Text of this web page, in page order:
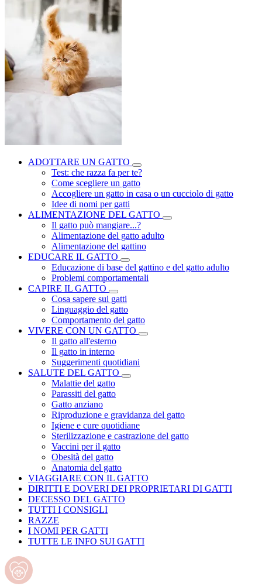
ADOTTARE UN GATTO
Test: che razza fa per te?
Come scegliere un gatto
Accogliere un gatto in casa o un cucciolo di gatto
Idee di nomi per gatti
ALIMENTAZIONE DEL GATTO
Il gatto può mangiare...?
Alimentazione del gatto adulto
Alimentazione del gattino
EDUCARE IL GATTO
Educazione di base del gattino e del gatto adulto
Problemi comportamentali
CAPIRE IL GATTO
Cosa sapere sui gatti
Linguaggio del gatto
Comportamento del gatto
VIVERE CON UN GATTO
Il gatto all'esterno
Il gatto in interno
Suggerimenti quotidiani
SALUTE DEL GATTO
Malattie del gatto
Parassiti del gatto
Gatto anziano
Riproduzione e gravidanza del gatto
Igiene e cure quotidiane
Sterilizzazione e castrazione del gatto
Vaccini per il gatto
Obesità del gatto
Anatomia del gatto
VIAGGIARE CON IL GATTO
DIRITTI E DOVERI DEI PROPRIETARI DI GATTI
DECESSO DEL GATTO
TUTTI I CONSIGLI
RAZZE
I NOMI PER GATTI
TUTTE LE INFO SUI GATTI